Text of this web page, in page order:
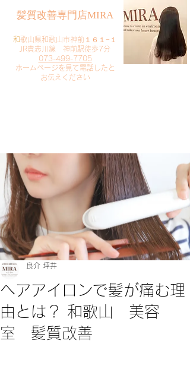
​髪質改善専門店MIRA
​和歌山県和歌山市神前１６１−１
JR貴志川線 神前駅徒歩7分
073-499-7705
​ホームページを見て電話したと
お伝えください
ヘアアイロンで髪が痛む理
由とは？ 和歌山 美容
室 髪質改善
良介 坪井